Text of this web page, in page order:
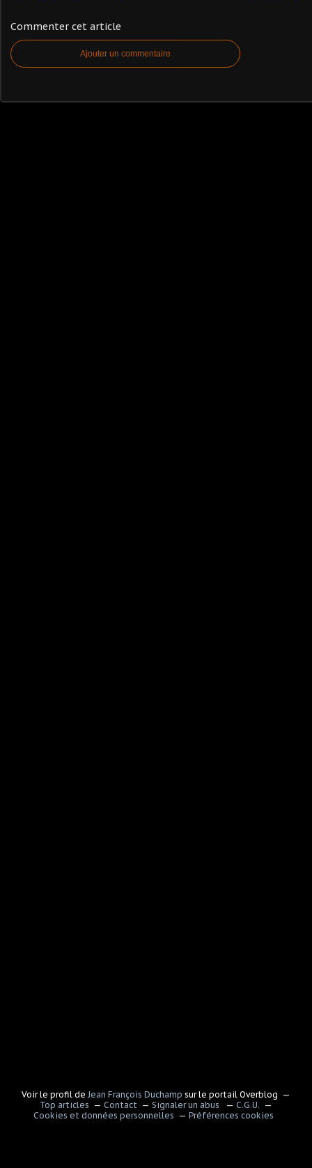
Commenter cet article
Ajouter un commentaire
Voir le profil de Jean François Duchamp sur le portail Overblog
Top articles
Contact Signaler un abus
C.G.U.
Cookies et données personnelles
Préférences cookies